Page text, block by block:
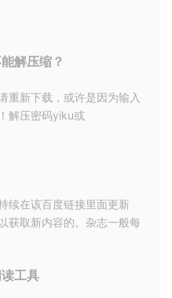
解压缩？
重新下载，或许是因为输入
解压密码yiku或
续在该百度链接里面更新
获取新内容的。杂志一般每
工具